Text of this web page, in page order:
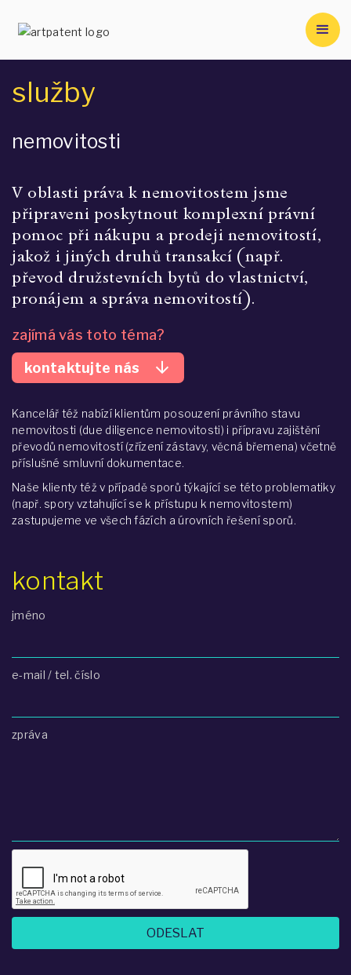
služby
nemovitosti
V oblasti práva k nemovitostem jsme
připraveni poskytnout komplexní právní
pomoc při nákupu a prodeji nemovitostí,
jakož i jiných druhů transakcí (např.
převod družstevních bytů do vlastnictví,
pronájem a správa nemovitostí).
zajímá vás toto téma?
kontaktujte nás
arrow_downward
Kancelář též nabízí klientům posouzení právního stavu
nemovitosti (due diligence nemovitosti) i přípravu zajištění
převodů nemovitostí (zřízení zástavy, věcná břemena) včetně
příslušné smluvní dokumentace.
Naše klienty též v případě sporů týkající se této problematiky
(např. spory vztahující se k přístupu k nemovitostem)
zastupujeme ve všech fázích a úrovních řešení sporů.
kontakt
jméno
e-mail / tel. číslo
zpráva